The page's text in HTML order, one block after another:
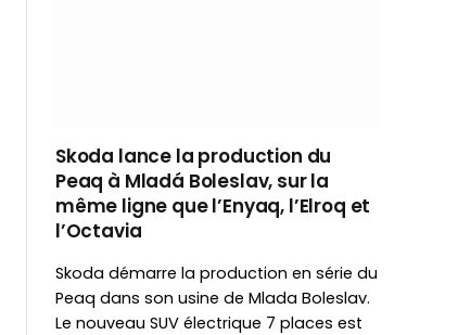
Skoda lance la production du
Peaq à Mladá Boleslav, sur la
même ligne que l’Enyaq, l’Elroq et
l’Octavia
Skoda démarre la production en série du
Peaq dans son usine de Mlada Boleslav.
Le nouveau SUV électrique 7 places est